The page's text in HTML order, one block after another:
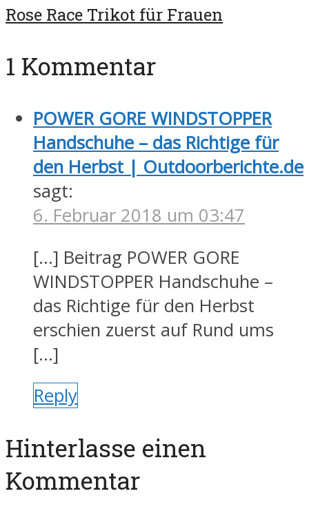
Rose Race Trikot für Frauen
1 Kommentar
POWER GORE WINDSTOPPER
Handschuhe – das Richtige für
den Herbst | Outdoorberichte.de
sagt:
6. Februar 2018 um 03:47
[…] Beitrag POWER GORE
WINDSTOPPER Handschuhe –
das Richtige für den Herbst
erschien zuerst auf Rund ums
[…]
Reply
Hinterlasse einen
Kommentar